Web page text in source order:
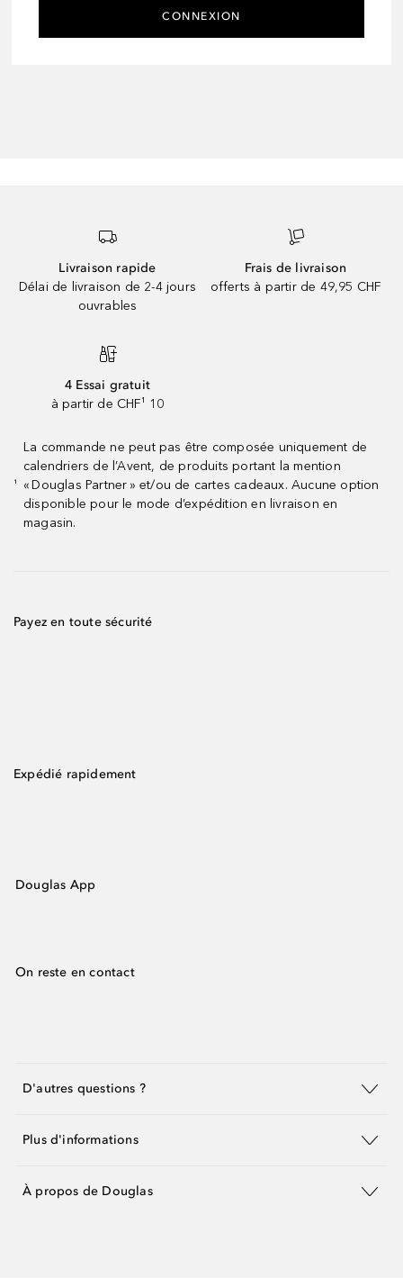
CONNEXION
Livraison rapide
Délai de livraison de 2-4 jours
ouvrables
Frais de livraison
offerts à partir de 49,95 CHF
4 Essai gratuit
à partir de CHF¹ 10
¹
La commande ne peut pas être composée uniquement de
calendriers de l’Avent, de produits portant la mention
« Douglas Partner » et/ou de cartes cadeaux. Aucune option
disponible pour le mode d’expédition en livraison en
magasin.
Payez en toute sécurité
Expédié rapidement
Douglas App
On reste en contact
D'autres questions ?
Plus d'informations
À propos de Douglas